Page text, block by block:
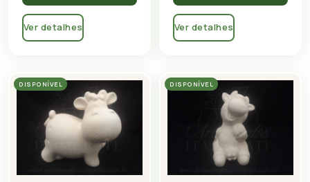
Ver detalhes Ver detalhes
DISPONÍVEL DISPONÍVEL